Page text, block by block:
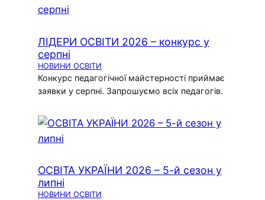
ЛІДЕРИ ОСВІТИ 2026 – конкурс у
серпні
НОВИНИ ОСВІТИ
Конкурс педагогічної майстерності приймає
заявки у серпні. Запрошуємо всіх педагогів.
ОСВІТА УКРАЇНИ 2026 – 5-й сезон у
липні
НОВИНИ ОСВІТИ